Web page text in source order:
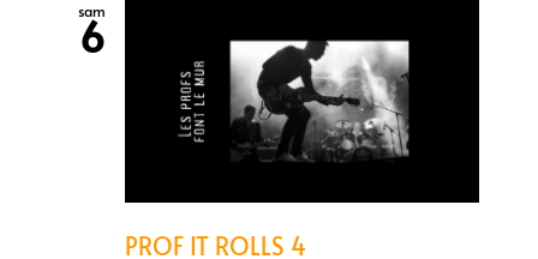
sam
6
PROF IT ROLLS 4